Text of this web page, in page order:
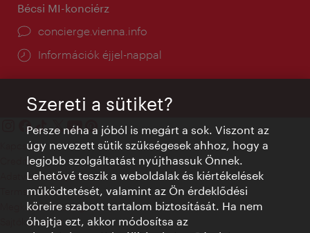
Bécsi MI-konciérz
concierge.vienna.info
Információk éjjel-nappal
Kapcsolat
Credits
Adatvédelmi nyilatkozat
Terms of Use
Megközelíthetőség
Sajtókapcsolat
Szereti a sütiket?
Persze néha a jóból is megárt a sok. Viszont az
úgy nevezett sütik szükségesek ahhoz, hogy a
legjobb szolgáltatást nyújthassuk Önnek.
Lehetővé teszik a weboldalak és kiértékelések
működtetését, valamint az Ön érdeklődési
köreire szabott tartalom biztosítását. Ha nem
óhajtja ezt, akkor módosítsa az